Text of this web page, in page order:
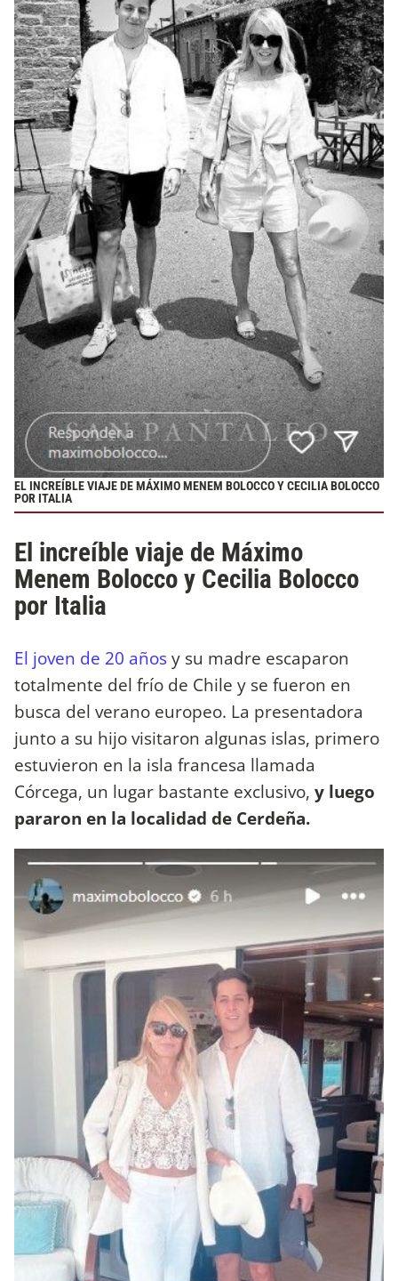
EL INCREÍBLE VIAJE DE MÁXIMO MENEM BOLOCCO Y CECILIA BOLOCCO
POR ITALIA
El increíble viaje de Máximo
Menem Bolocco y Cecilia Bolocco
por Italia
El joven de 20 añosy su madre escaparon
totalmente del frío de Chile y se fueron en
busca del verano europeo. La presentadora
junto a su hijo visitaron algunas islas, primero
estuvieron en la isla francesa llamada
Córcega, un lugar bastante exclusivo, y luego
pararon en la localidad de Cerdeña.